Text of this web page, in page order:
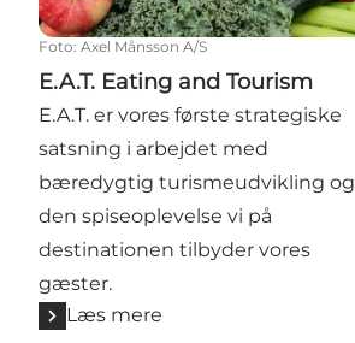
Foto: Axel Månsson A/S
E.A.T. Eating and Tourism
E.A.T. er vores første strategiske
satsning i arbejdet med
bæredygtig turismeudvikling og
den spiseoplevelse vi på
destinationen tilbyder vores
gæster.
Læs mere